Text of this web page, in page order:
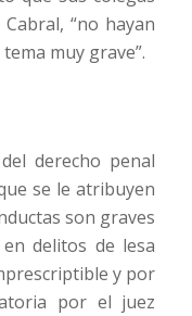
“no hayan
muy grave”.
derecho penal
se le atribuyen
son graves
delitos de lesa
y por
por el juez